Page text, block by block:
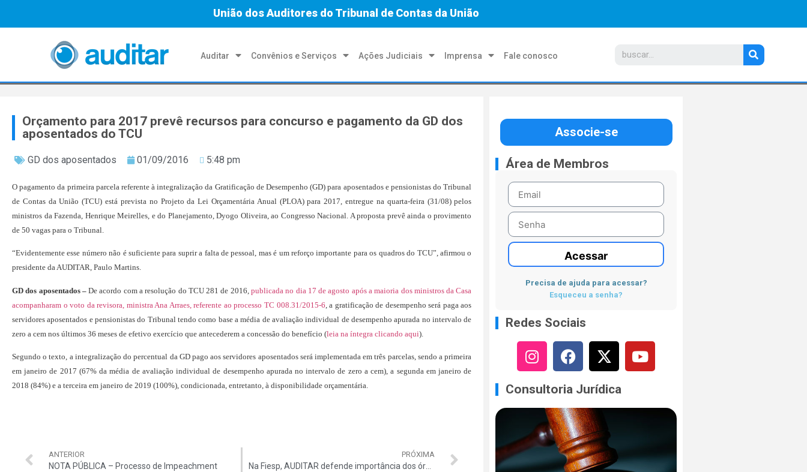
União dos Auditores do Tribunal de Contas da União
Auditar Convênios e Serviços Ações Judiciais Imprensa Fale conosco
Orçamento para 2017 prevê recursos para concurso e pagamento da GD dos
aposentados do TCU
GD dos aposentados 01/09/2016 5:48 pm
O pagamento da primeira parcela referente à integralização da Gratificação de Desempenho (GD) para aposentados e pensionistas do Tribunal
de Contas da União (TCU) está prevista no Projeto da Lei Orçamentária Anual (PLOA) para 2017, entregue na quarta-feira (31/08) pelos
ministros da Fazenda, Henrique Meirelles, e do Planejamento, Dyogo Oliveira, ao Congresso Nacional. A proposta prevê ainda o provimento
de 50 vagas para o Tribunal.
“Evidentemente esse número não é suficiente para suprir a falta de pessoal, mas é um reforço importante para os quadros do TCU”, afirmou o
presidente da AUDITAR, Paulo Martins.
GD dos aposentados –De acordo com a resolução do TCU 281 de 2016, publicada no dia 17 de agosto após a maioria dos ministros da Casa
acompanharam o voto da revisora, ministra Ana Arraes, referente ao processo TC 008.31/2015-6 , a gratificação de desempenho será paga aos
servidores aposentados e pensionistas do Tribunal tendo como base a média de avaliação individual de desempenho apurada no intervalo de
zero a cem nos últimos 36 meses de efetivo exercício que antecederem a concessão do benefício (leia na íntegra clicando aqui).
Segundo o texto, a integralização do percentual da GD pago aos servidores aposentados será implementada em três parcelas, sendo a primeira
em janeiro de 2017 (67% da média de avaliação individual de desempenho apurada no intervalo de zero a cem), a segunda em janeiro de
2018 (84%) e a terceira em janeiro de 2019 (100%), condicionada, entretanto, à disponibilidade orçamentária.
ANTERIOR
NOTA PÚBLICA – Processo de Impeachment
PRÓXIMA
Associe-se
Área de Membros
Acessar
Precisa de ajuda para acessar?
Esqueceu a senha?
Redes Sociais
Consultoria Jurídica